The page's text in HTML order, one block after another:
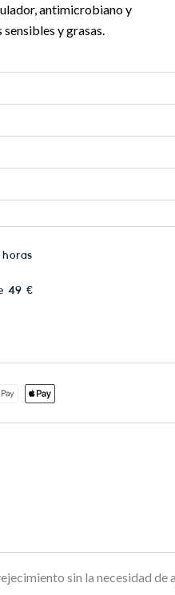
antimicrobiano y
y grasas.
49 €
sin la necesidad de